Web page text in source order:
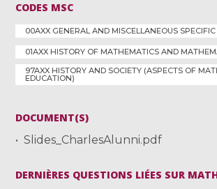
CODES MSC
00AXX GENERAL AND MISCELLANEOUS
01AXX HISTORY OF MATHEMATICS AND
97AXX HISTORY AND SOCIETY (ASPECTS OF
EDUCATION)
DOCUMENT(S)
Slides_CharlesAlunni.pdf
DERNIÈRES QUESTIONS LIÉES SUR